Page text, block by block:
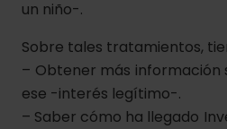
un niño-.
Sobre tales tratamientos,
– Obtener más información
ese -interés legítimo-.
– Saber cómo ha llegado